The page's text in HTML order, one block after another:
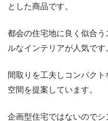
とした商品です。
都会の住宅地に良く似合
ルなインテリアが人気です
間取りを工夫しコンパク
空間を提案しています。
企画型住宅ではないので